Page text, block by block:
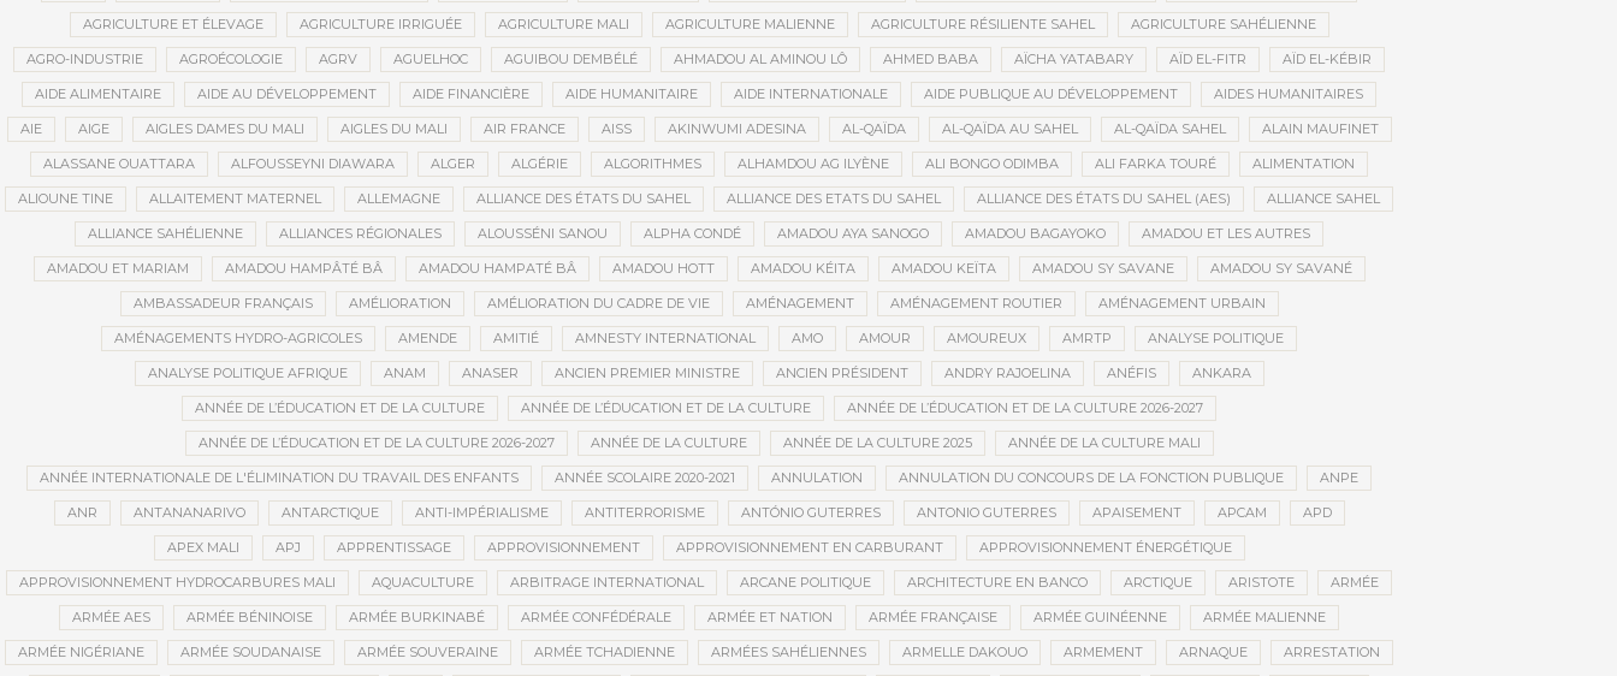
AGRICULTURE ET ÉLEVAGE AGRICULTURE IRRIGUÉE AGRICULTURE MALI AGRICULTURE MALIENNE AGRICULTURE RÉSILIENTE SAHEL AGRICULTURE SAHÉLIENNE
AGRO-INDUSTRIE AGROÉCOLOGIE AGRV AGUELHOC AGUIBOU DEMBÉLÉ AHMADOU AL AMINOU LÔ AHMED BABA AÏCHA YATABARY AÏD EL-FITR AÏD EL-KÉBIR
AIDE ALIMENTAIRE AIDE AU DÉVELOPPEMENT AIDE FINANCIÈRE AIDE HUMANITAIRE AIDE INTERNATIONALE AIDE PUBLIQUE AU DÉVELOPPEMENT AIDES HUMANITAIRES
AIE AIGE AIGLES DAMES DU MALI AIGLES DU MALI AIR FRANCE AISS AKINWUMI ADESINA AL-QAÏDA AL-QAÏDA AU SAHEL AL-QAÏDA SAHEL ALAIN MAUFINET
ALASSANE OUATTARA ALFOUSSEYNI DIAWARA ALGER ALGÉRIE ALGORITHMES ALHAMDOU AG ILYÈNE ALI BONGO ODIMBA ALI FARKA TOURÉ ALIMENTATION
ALIOUNE TINE ALLAITEMENT MATERNEL ALLEMAGNE ALLIANCE DES ÉTATS DU SAHEL ALLIANCE DES ETATS DU SAHEL ALLIANCE DES ÉTATS DU SAHEL (AES) ALLIANCE SAHEL
ALLIANCE SAHÉLIENNE ALLIANCES RÉGIONALES ALOUSSÉNI SANOU ALPHA CONDÉ AMADOU AYA SANOGO AMADOU BAGAYOKO AMADOU ET LES AUTRES
AMADOU ET MARIAM AMADOU HAMPÂTÉ BÂ AMADOU HAMPATÉ BÂ AMADOU HOTT AMADOU KÉITA AMADOU KEÏTA AMADOU SY SAVANE AMADOU SY SAVANÉ
AMBASSADEUR FRANÇAIS AMÉLIORATION AMÉLIORATION DU CADRE DE VIE AMÉNAGEMENT AMÉNAGEMENT ROUTIER AMÉNAGEMENT URBAIN
AMÉNAGEMENTS HYDRO-AGRICOLES AMENDE AMITIÉ AMNESTY INTERNATIONAL AMO AMOUR AMOUREUX AMRTP ANALYSE POLITIQUE
ANALYSE POLITIQUE AFRIQUE ANAM ANASER ANCIEN PREMIER MINISTRE ANCIEN PRÉSIDENT ANDRY RAJOELINA ANÉFIS ANKARA
ANNÉE DE L’ÉDUCATION ET DE LA CULTURE ANNÉE DE L’ÉDUCATION ET DE LA CULTURE ANNÉE DE L’ÉDUCATION ET DE LA CULTURE 2026-2027
ANNÉE DE L’ÉDUCATION ET DE LA CULTURE 2026-2027 ANNÉE DE LA CULTURE ANNÉE DE LA CULTURE 2025 ANNÉE DE LA CULTURE MALI
ANNÉE INTERNATIONALE DE L'ÉLIMINATION DU TRAVAIL DES ENFANTS ANNÉE SCOLAIRE 2020-2021 ANNULATION ANNULATION DU CONCOURS DE LA FONCTION PUBLIQUE ANPE
ANR ANTANANARIVO ANTARCTIQUE ANTI-IMPÉRIALISME ANTITERRORISME ANTÓNIO GUTERRES ANTONIO GUTERRES APAISEMENT APCAM APD
APEX MALI APJ APPRENTISSAGE APPROVISIONNEMENT APPROVISIONNEMENT EN CARBURANT APPROVISIONNEMENT ÉNERGÉTIQUE
APPROVISIONNEMENT HYDROCARBURES MALI AQUACULTURE ARBITRAGE INTERNATIONAL ARCANE POLITIQUE ARCHITECTURE EN BANCO ARCTIQUE ARISTOTE ARMÉE
ARMÉE AES ARMÉE BÉNINOISE ARMÉE BURKINABÉ ARMÉE CONFÉDÉRALE ARMÉE ET NATION ARMÉE FRANÇAISE ARMÉE GUINÉENNE ARMÉE MALIENNE
ARMÉE NIGÉRIANE ARMÉE SOUDANAISE ARMÉE SOUVERAINE ARMÉE TCHADIENNE ARMÉES SAHÉLIENNES ARMELLE DAKOUO ARMEMENT ARNAQUE ARRESTATION